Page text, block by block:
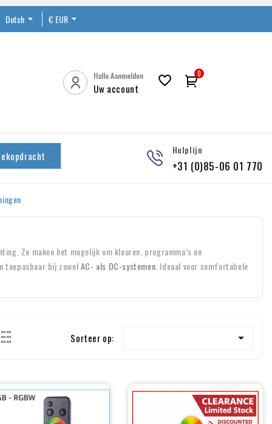
Dutch  € EUR 
Hallo Aanmelden
Uw account
 0
Hulplijn
+31 (0)85-06 01 770
Ze maken het mogelijk om kleuren, programma’s en
toepasbaar bij zowelAC- als DC-systemen . Ideaal voor comfortabele
Sorteer op: 